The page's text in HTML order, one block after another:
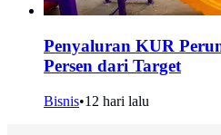
Penyaluran KUR
Persen dari Target
Bisnis•12 hari lalu